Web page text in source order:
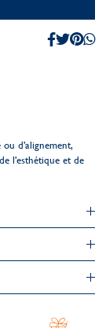
d'alignement,
l'esthétique et de